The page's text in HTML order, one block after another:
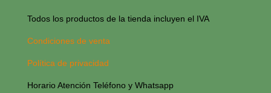
Todos los productos de la tienda incluyen el IVA
Condiciones de venta
Política de privacidad
Horario Atención Teléfono y Whatsapp